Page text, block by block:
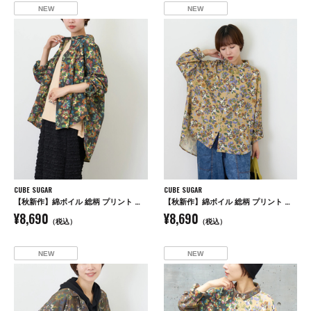
NEW
CUBE SUGAR
【秋新作】綿ボイル 総柄 プリント 袖ロールアップ シャツ
¥8,690 （税込）
NEW
CUBE SUGAR
【秋新作】綿ボイル 総柄 プリント 袖ロールアップ シャツ
¥8,690 （税込）
NEW NEW